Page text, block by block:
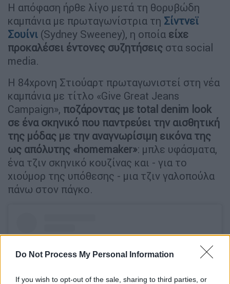
Do Not Process My Personal Information
If you wish to opt-out of the sale, sharing to third parties, or
Η απόφαση ήρθε λίγο μετά τη θορυβώδη
καμπάνια με πρωταγωνίστρια τη Σίντνεϊ
Σουίνι (Sydney Sweeney), η οποία είχε
προκαλέσει έντονες συζητήσεις στα social
media.
Η 84χρονη Στιούαρτ πρωταγωνιστεί στη νέα
καμπάνια με τίτλο «Give Great Jeans
Campaign», ποζάροντας με total denim look
σε ένα σκηνικό που παντρεύει την αισθητική
της μόδας με την αναγνωρίσιμη εικόνα της
ως απόλυτης «homemaker»: μπλε υφάσματα,
ένα τζιν σκηνικό κουζίνας και - για το
χιούμορ της υπόθεσης - μια τζιν γαλοπούλα
πάνω στον πάγκο.